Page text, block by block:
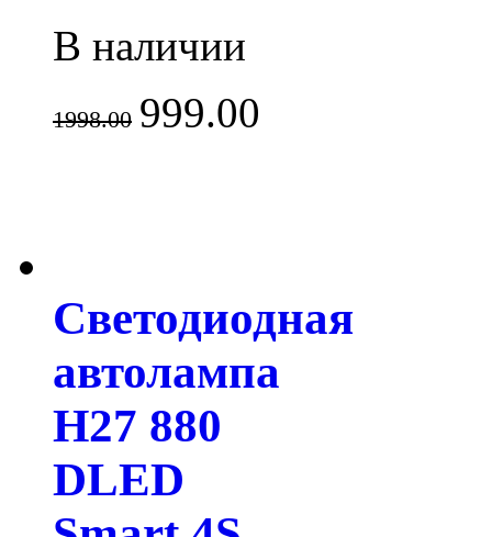
В наличии
1998.00 999.00
Светодиодная
автолампа
H27 880
DLED